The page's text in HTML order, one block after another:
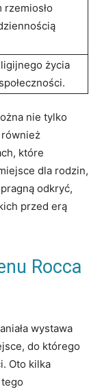
rzemiosło‍
życia
nie tylko
które
dla rodzin,
odkryć,
przed erą‍
Rocca
wystawa
do którego
Oto kilka